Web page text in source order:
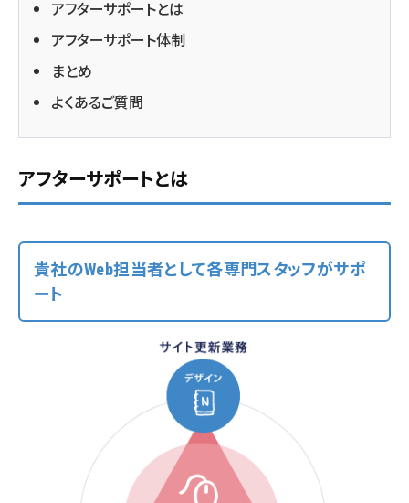
アフターサポートとは
アフターサポート体制
まとめ
よくあるご質問
アフターサポートとは
貴社のWeb担当者として各専門スタッフがサポ
ート